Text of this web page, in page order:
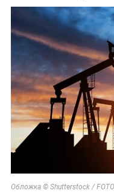
Обложка © Shutterstock /